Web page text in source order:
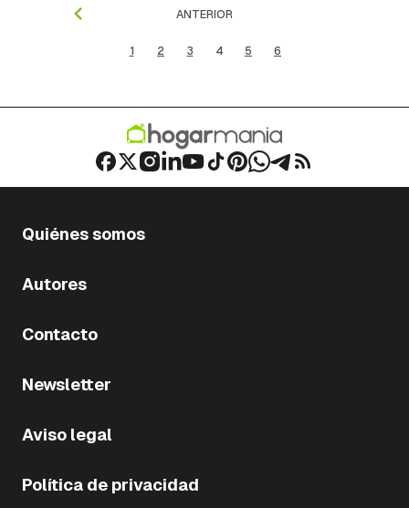
ANTERIOR
1 2 3 4 5 6
Quiénes somos
Autores
Contacto
Newsletter
Aviso legal
Política de privacidad